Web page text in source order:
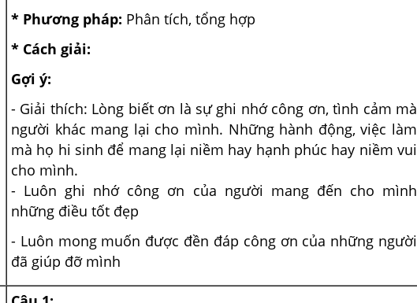
* Phương pháp: Phân tích, tổng hợp
* Cách giải:
Gợi ý:
- Giải thích: Lòng biết ơn là sự ghi nhớ công ơn, tình cảm mà
người khác mang lại cho mình. Những hành động, việc làm
mà họ hi sinh để mang lại niềm hay hạnh phúc hay niềm vui
cho mình.
- Luôn ghi nhớ công ơn của người mang đến cho mình
những điều tốt đẹp
- Luôn mong muốn được đền đáp công ơn của những người
đã giúp đỡ mình